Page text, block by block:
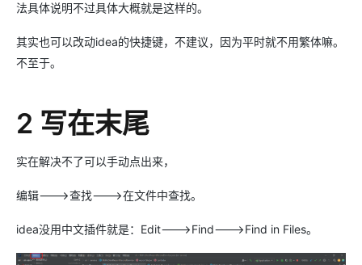
法具体说明不过具体大概就是这样的。
其实也可以改动idea的快捷键，不建议，因为平时就不用繁体嘛。
不至于。
2 写在末尾
实在解决不了可以手动点出来，
编辑--->查找--->在文件中查找。
idea没用中文插件就是：Edit--->Find--->Find in Files。